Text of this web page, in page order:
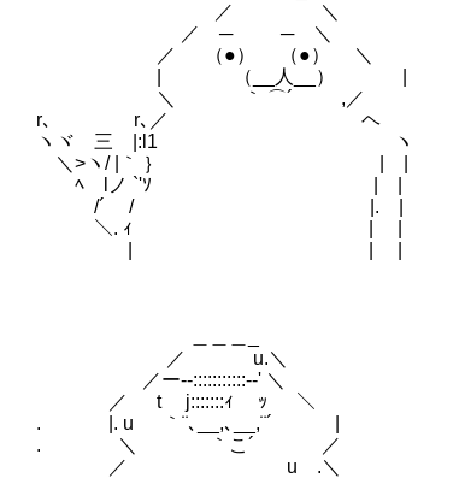
／ ＼
／ ─ ─ ＼ そうと分かって
／ （●） （●） ＼
| （__人__） |
＼ ｀ ⌒´ ,／
r､ r､／ ヘ
ヽヾ 三 |:l1 ヽ 一応 【レ
＼>ヽ/ |｀ ｝ | |
ﾍ lノ `'ｿ | | 変に仕掛けて
/´ / |. |
＼. ｨ | |
／ u.＼
／ー‐-:::::::::::-‐' ＼ でも なろ
／ t j:::::::ｨ ｯ ＼
. |. u ｀¨､__,､__,¨´ | 理性より感
. ＼ ｀こ´ ／
／ u .＼ ホン